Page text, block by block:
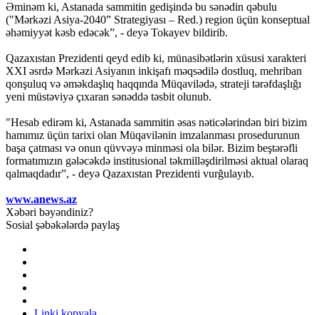
Əminəm ki, Astanada sammitin gedişində bu sənədin qəbulu
("Mərkəzi Asiya-2040” Strategiyası – Red.) region üçün konseptual
əhəmiyyət kəsb edəcək”, - deyə Tokayev bildirib.
Qazaxıstan Prezidenti qeyd edib ki, münasibətlərin xüsusi xarakteri
XXI əsrdə Mərkəzi Asiyanın inkişafı məqsədilə dostluq, mehriban
qonşuluq və əməkdaşlıq haqqında Müqavilədə, strateji tərəfdaşlığı
yeni müstəviyə çıxaran sənəddə təsbit olunub.
"Hesab edirəm ki, Astanada sammitin əsas nəticələrindən biri bizim
hamımız üçün tarixi olan Müqavilənin imzalanması prosedurunun
başa çatması və onun qüvvəyə minməsi ola bilər. Bizim beştərəfli
formatımızın gələcəkdə institusional təkmilləşdirilməsi aktual olaraq
qalmaqdadır”, - deyə Qazaxıstan Prezidenti vurğulayıb.
www.anews.az
Xəbəri bəyəndiniz?
Sosial şəbəkələrdə paylaş